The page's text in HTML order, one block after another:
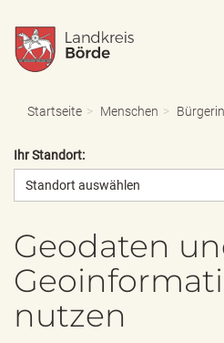
Startseite Menschen
Ihr Standort:
Standort auswählen
Geodaten
nutzen